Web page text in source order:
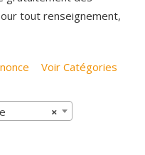
tout renseignement,
Voir Catégories
×